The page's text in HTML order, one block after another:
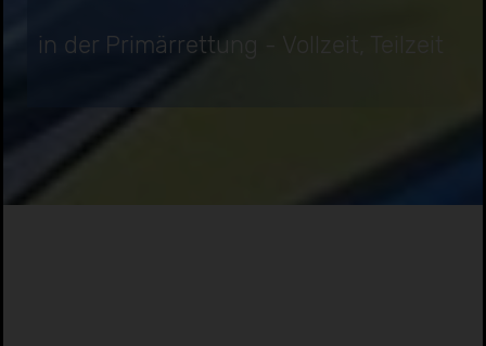
in der Primärrettung - Vollzeit, Teilzeit